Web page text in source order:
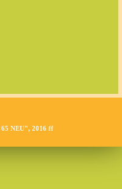
NEU", 2016 ff